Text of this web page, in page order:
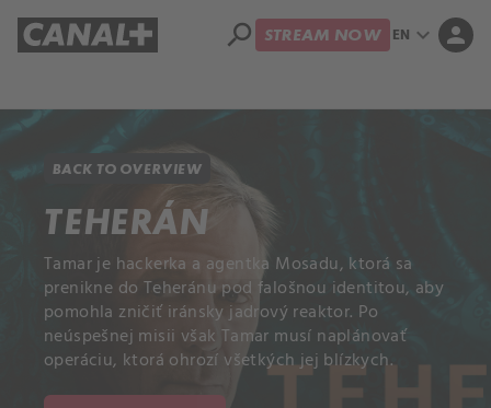
search STREAM NOW EN expand_more person
BACK TO OVERVIEW
TEHERÁN
Tamar je hackerka a agentka Mosadu, ktorá sa
prenikne do Teheránu pod falošnou identitou, aby
pomohla zničiť iránsky jadrový reaktor. Po
neúspešnej misii však Tamar musí naplánovať
operáciu, ktorá ohrozí všetkých jej blízkych.